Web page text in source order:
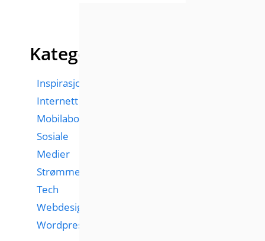
Kategorier
Inspirasjon
Internett
Mobilabonnementer
Sosiale
Medier
Strømmetjenester
Tech
Webdesign
Wordpress